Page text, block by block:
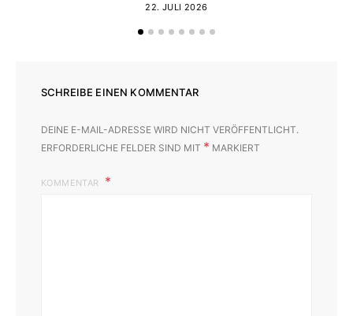
22. JULI 2026
SCHREIBE EINEN KOMMENTAR
DEINE E-MAIL-ADRESSE WIRD NICHT VERÖFFENTLICHT.
ERFORDERLICHE FELDER SIND MIT * MARKIERT
KOMMENTAR